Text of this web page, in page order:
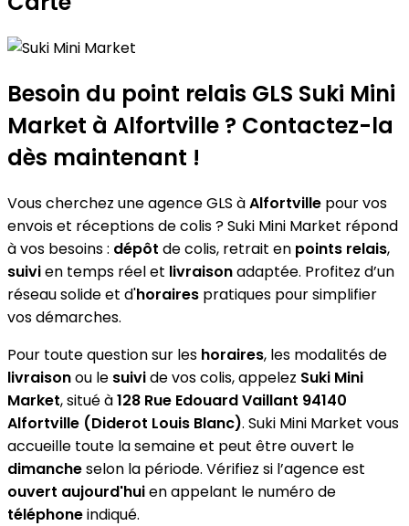
+
−
Besoin du point relais GLS Suki Mini
Market à Alfortville ? Contactez-la
dès maintenant !
Vous cherchez une agence GLS àAlfortville pour vos
envois et réceptions de colis ? Suki Mini Market répond
à vos besoins : dépôt de colis, retrait en points relais,
suivien temps réel et livraisonadaptée. Profitez d’un
réseau solide et d'horaires pratiques pour simplifier
vos démarches.
Pour toute question sur les horaires, les modalités de
livraisonou le suivide vos colis, appelez Suki Mini
Market, situé à128 Rue Edouard Vaillant 94140
Alfortville (Diderot Louis Blanc). Suki Mini Market vous
accueille toute la semaine et peut être ouvert le
dimancheselon la période. Vérifiez si l’agence est
ouvert aujourd'huien appelant le numéro de
téléphoneindiqué.